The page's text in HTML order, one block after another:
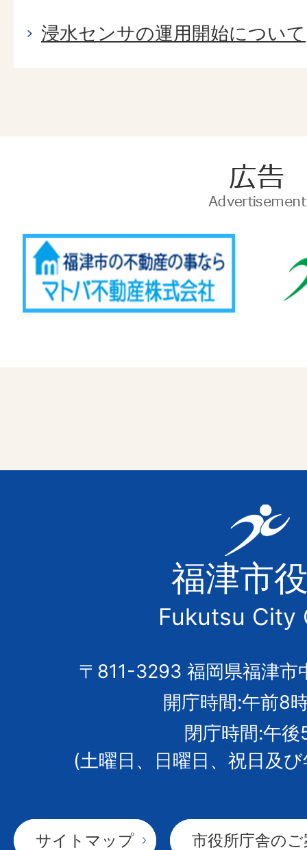
浸水センサの運用開始について
告
福
津
市
の
市
章
福津市
Fukutsu City
〒811-3293 福岡県福津市
開庁時間:午前8
閉庁時間:午後
(土曜日、日曜日、祝日及
サイトマップ 市役所庁舎の